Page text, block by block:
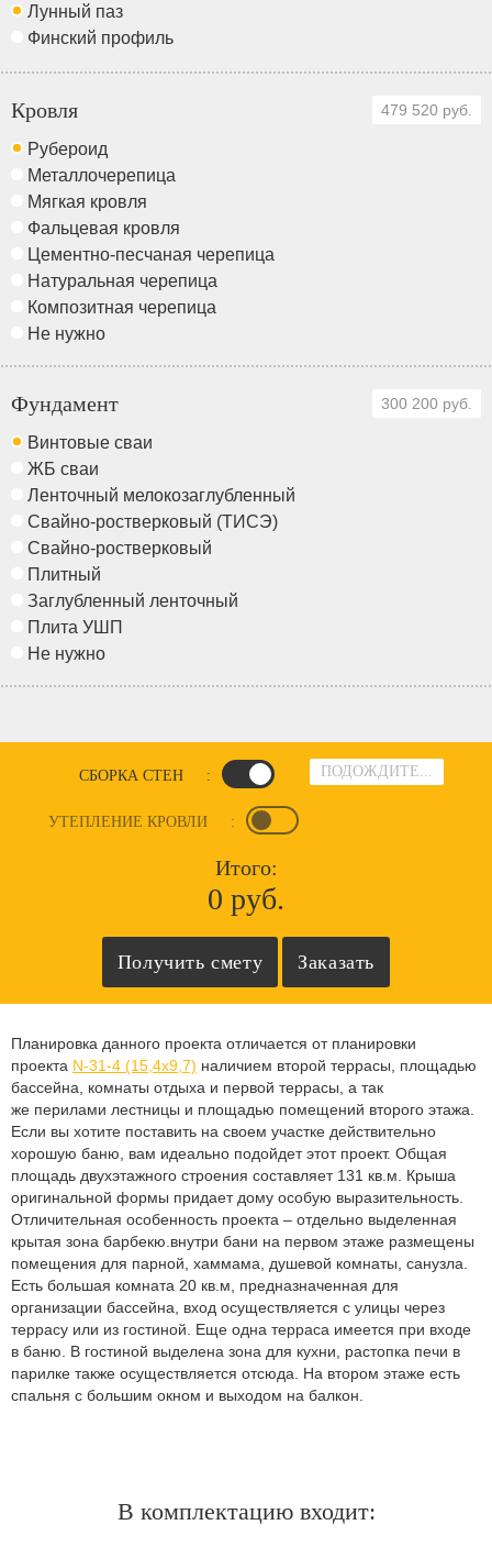
Лунный паз
Финский профиль
Кровля 479 520 руб.
Рубероид
Металлочерепица
Мягкая кровля
Фальцевая кровля
Цементно-песчаная черепица
Натуральная черепица
Композитная черепица
Не нужно
Фундамент 300 200 руб.
Винтовые сваи
ЖБ сваи
Ленточный мелокозаглубленный
Свайно-ростверковый (ТИСЭ)
Свайно-ростверковый
Плитный
Заглубленный ленточный
Плита УШП
Не нужно
ПОДОЖДИТЕ...
СБОРКА СТЕН :
УТЕПЛЕНИЕ КРОВЛИ :
Итого:
0 руб.
Планировка данного проекта отличается от планировки
проекта N-31-4 (15,4х9,7) наличием второй террасы, площадью
бассейна, комнаты отдыха и первой террасы, а так
же перилами лестницы и площадью помещений второго этажа.
Если вы хотите поставить на своем участке действительно
хорошую баню, вам идеально подойдет этот проект. Общая
площадь двухэтажного строения составляет 131 кв.м. Крыша
оригинальной формы придает дому особую выразительность.
Отличительная особенность проекта – отдельно выделенная
крытая зона барбекю.внутри бани на первом этаже размещены
помещения для парной, хаммама, душевой комнаты, санузла.
Есть большая комната 20 кв.м, предназначенная для
организации бассейна, вход осуществляется с улицы через
террасу или из гостиной. Еще одна терраса имеется при входе
в баню. В гостиной выделена зона для кухни, растопка печи в
парилке также осуществляется отсюда. На втором этаже есть
спальня с большим окном и выходом на балкон.
В комплектацию входит: